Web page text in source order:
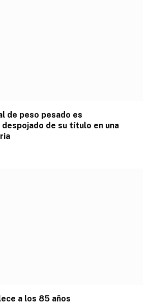
de peso pesado es
de su título en una
a los 85 años